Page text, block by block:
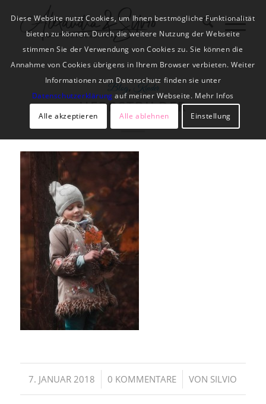
Blog, Kinder
HERBSTBILDER
7. JANUAR 2018
/ 0 KOMMENTARE
/ VON SILVIO
Diese Website nutzt Cookies, um Ihnen bestmögliche Funktionalität
bieten zu können. Durch die weitere Nutzung der Webseite
stimmen Sie der Verwendung von Cookies zu. Sie können die
Annahme von Cookies übrigens in Ihrem Browser verbieten. Weiter
Informationen zum Datenschutz finden sie unter
Datenschutzerklärung auf meiner Webseite. Mehr Infos
Alle akzeptieren Alle ablehnen Einstellung